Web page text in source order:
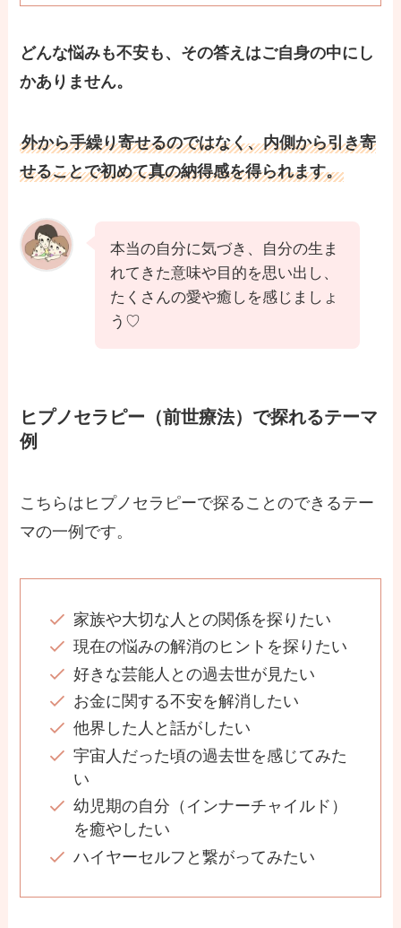
どんな悩みも不安も、その答えはご自身の中にし
かありません。
外から手繰り寄せるのではなく、内側から引き寄
せることで初めて真の納得感を得られます。
本当の自分に気づき、自分の生ま
れてきた意味や目的を思い出し、
たくさんの愛や癒しを感じましょ
う♡
ヒプノセラピー（前世療法）で探れるテーマ
例
こちらはヒプノセラピーで探ることのできるテー
マの一例です。
家族や大切な人との関係を探りたい
現在の悩みの解消のヒントを探りたい
好きな芸能人との過去世が見たい
お金に関する不安を解消したい
他界した人と話がしたい
宇宙人だった頃の過去世を感じてみた
い
幼児期の自分（インナーチャイルド）
を癒やしたい
ハイヤーセルフと繋がってみたい